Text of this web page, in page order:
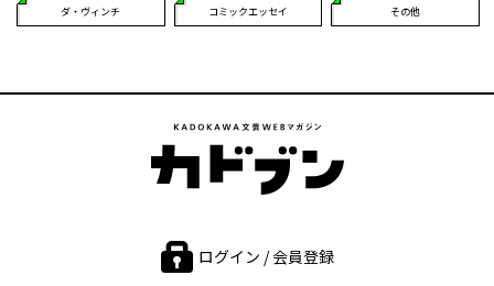
ダ・ヴィンチ コミックエッセイ その他
ログイン / 会員登録